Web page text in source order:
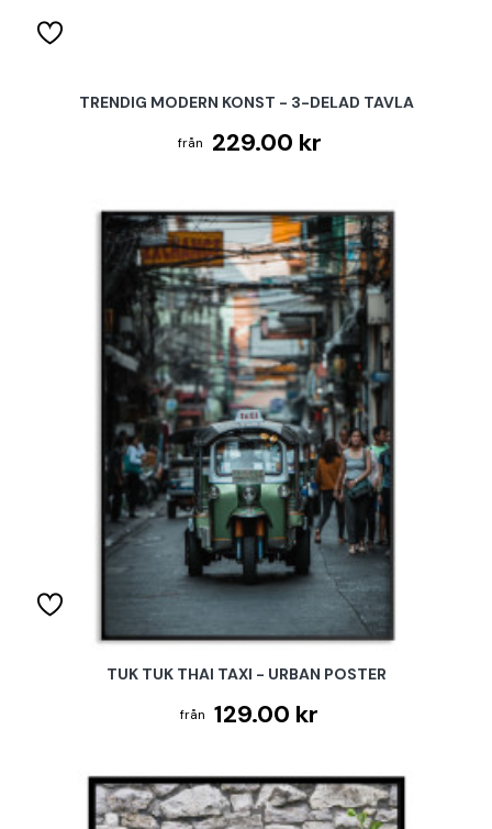
TRENDIG MODERN KONST - 3-DELAD TAVLA
229.00 kr
TUK TUK THAI TAXI - URBAN POSTER
129.00 kr